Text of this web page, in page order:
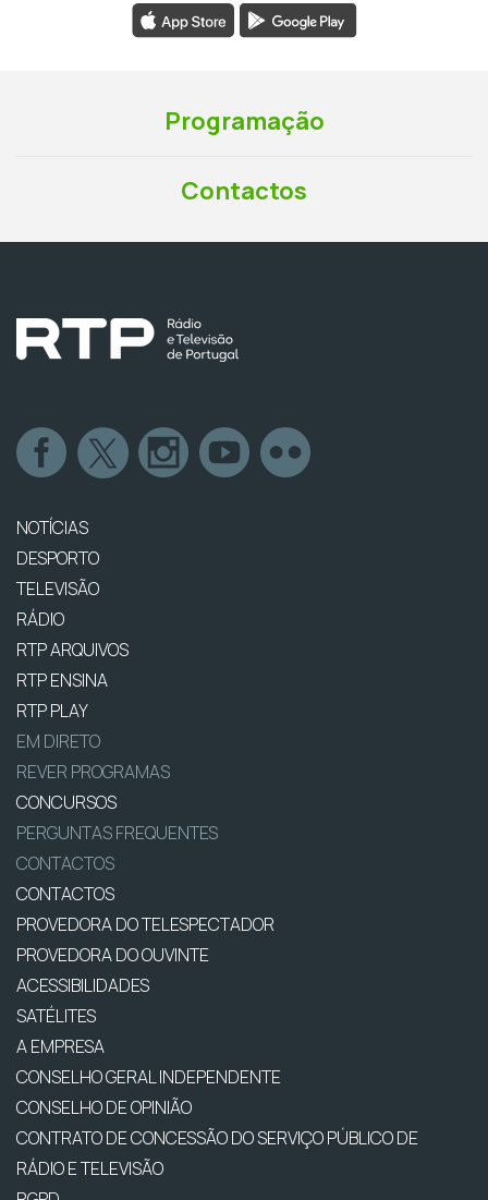
Programação
Contactos
NOTÍCIAS
DESPORTO
TELEVISÃO
RÁDIO
RTP ARQUIVOS
RTP ENSINA
RTP PLAY
EM DIRETO
REVER PROGRAMAS
CONCURSOS
PERGUNTAS FREQUENTES
CONTACTOS
CONTACTOS
PROVEDORA DO TELESPECTADOR
PROVEDORA DO OUVINTE
ACESSIBILIDADES
SATÉLITES
A EMPRESA
CONSELHO GERAL INDEPENDENTE
CONSELHO DE OPINIÃO
CONTRATO DE CONCESSÃO DO SERVIÇO PÚBLICO DE
RÁDIO E TELEVISÃO